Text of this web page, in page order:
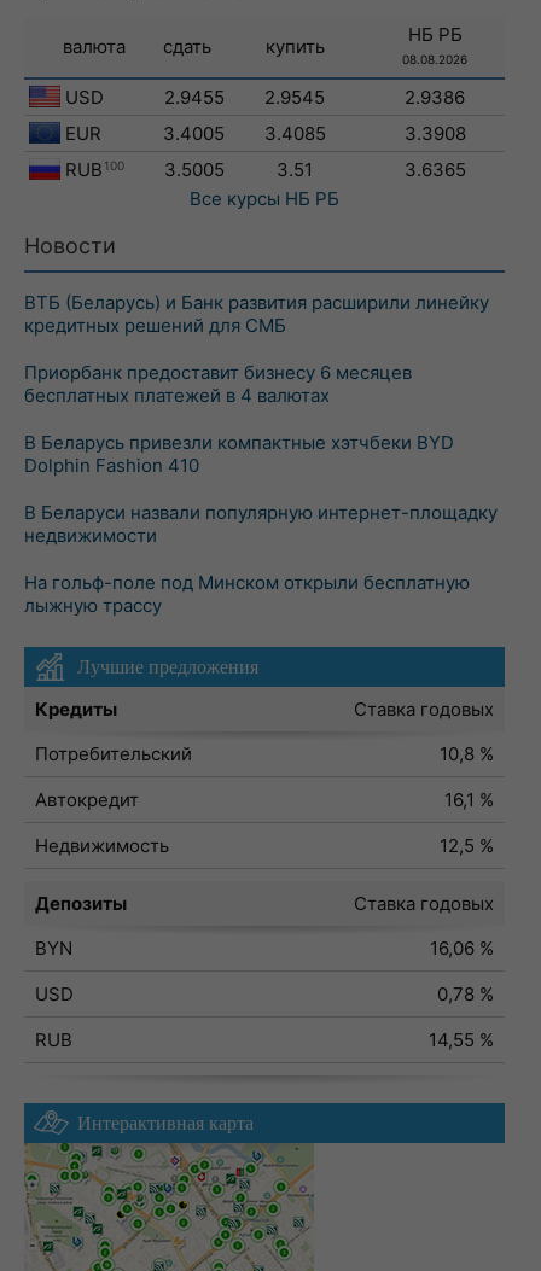
валюта сдать купить
НБ РБ
08.08.2026
USD 2.9455 2.9545
2.9386
EUR
3.4005 3.4085
3.3908
RUB 100 3.5005 3.51
3.6365
Все курсы НБ РБ
Новости
ВТБ (Беларусь) и Банк развития расширили линейку
кредитных решений для СМБ
Приорбанк предоставит бизнесу 6 месяцев
бесплатных платежей в 4 валютах
В Беларусь привезли компактные хэтчбеки BYD
Dolphin Fashion 410
В Беларуси назвали популярную интернет-площадку
недвижимости
На гольф-поле под Минском открыли бесплатную
лыжную трассу
Лучшие предложения
Кредиты
Ставка годовых
Потребительский
10,8 %
Автокредит
16,1 %
Недвижимость
12,5 %
Депозиты
Ставка годовых
BYN
16,06 %
USD
0,78 %
RUB
14,55 %
Интерактивная карта